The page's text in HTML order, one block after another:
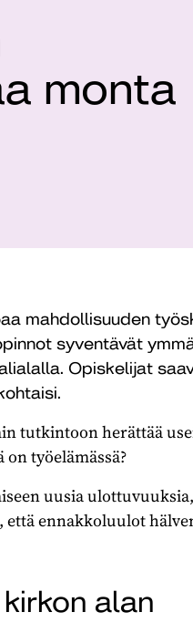
monta
mahdollisuuden
syventävät
Opiskelijat
tutkintoon herättää
työelämässä?
uusia
ennakkoluulot
alan